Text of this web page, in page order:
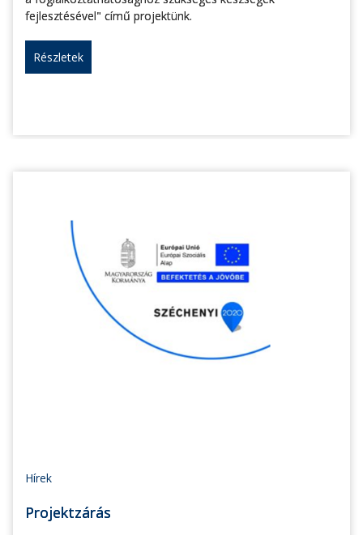
fejlesztésével" című projektünk.
Részletek
Hírek
Projektzárás